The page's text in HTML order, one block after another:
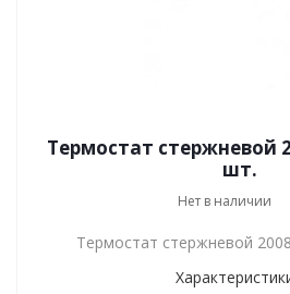
Термостат стержневой
шт.
Нет в наличии
Термостат стержневой